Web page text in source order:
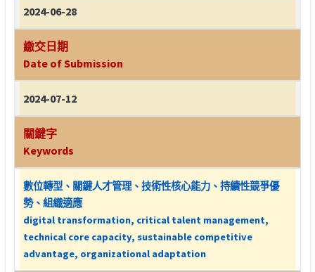
2024-06-28
繳交日期
Date of Submission
2024-07-12
關鍵字
Keywords
數位轉型、關鍵人才管理、技術性核心能力、持續性競爭優
勢、組織適應
digital transformation, critical talent management,
technical core capacity, sustainable competitive
advantage, organizational adaptation